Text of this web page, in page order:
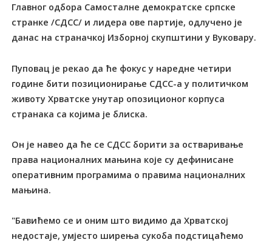
Главног одбора Самосталне демократске српске
странке /СДСС/ и лидера ове партије, одлучено је
данас на страначкој Изборној скупштини у Вуковару.
Пуповац је рекао да ће фокус у наредне четири
године бити позиционирање СДСС-а у политичком
животу Хрватске унутар опозиционог корпуса
странака са којима је блиска.
Он је навео да ће се СДСС борити за остваривање
права националних мањина које су дефинисане
оперативним програмима о правима националних
мањина.
"Бавићемо се и оним што видимо да Хрватској
недостаје, умјесто ширења сукоба подстицаћемо